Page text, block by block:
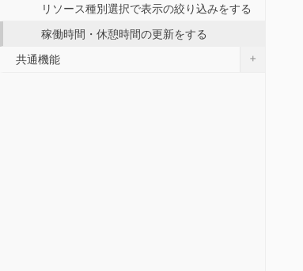
リソース種別選択で表示の絞り込みをする
稼働時間・休憩時間の更新をする
共通機能
+